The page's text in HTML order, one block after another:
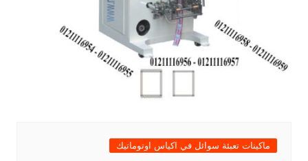
ماكينات تعبئة سوائل في اكياس اوتوماتيك